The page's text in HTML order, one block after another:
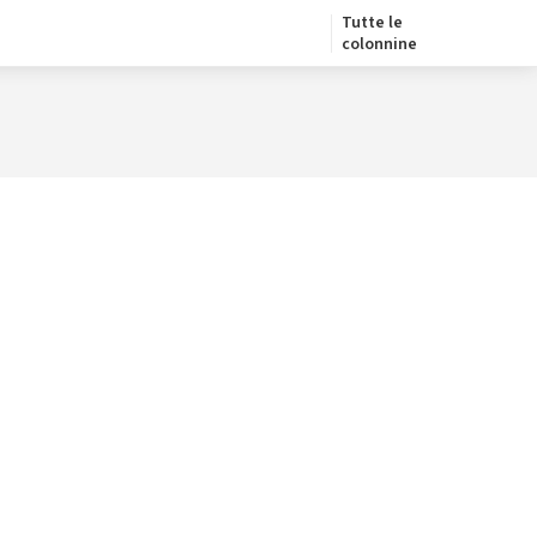
Tutte le
colonnine